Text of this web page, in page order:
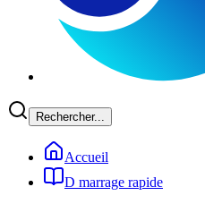
Rechercher...
Accueil
D marrage rapide